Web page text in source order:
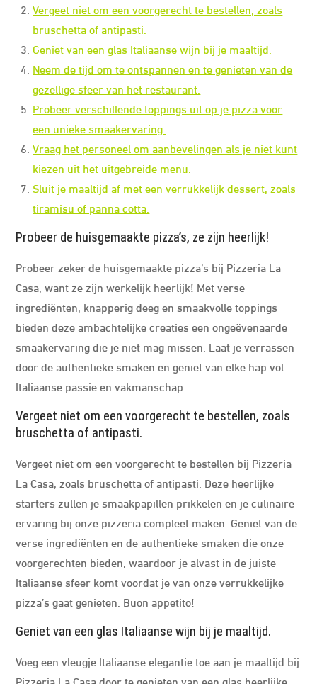
Vergeet niet om een voorgerecht te bestellen, zoals
bruschetta of antipasti.
Geniet van een glas Italiaanse wijn bij je maaltijd.
Neem de tijd om te ontspannen en te genieten van de
gezellige sfeer van het restaurant.
Probeer verschillende toppings uit op je pizza voor
een unieke smaakervaring.
Vraag het personeel om aanbevelingen als je niet kunt
kiezen uit het uitgebreide menu.
Sluit je maaltijd af met een verrukkelijk dessert, zoals
tiramisu of panna cotta.
Probeer de huisgemaakte pizza’s, ze zijn heerlijk!
Probeer zeker de huisgemaakte pizza’s bij Pizzeria La
Casa, want ze zijn werkelijk heerlijk! Met verse
ingrediënten, knapperig deeg en smaakvolle toppings
bieden deze ambachtelijke creaties een ongeëvenaarde
smaakervaring die je niet mag missen. Laat je verrassen
door de authentieke smaken en geniet van elke hap vol
Italiaanse passie en vakmanschap.
Vergeet niet om een voorgerecht te bestellen, zoals
bruschetta of antipasti.
Vergeet niet om een voorgerecht te bestellen bij Pizzeria
La Casa, zoals bruschetta of antipasti. Deze heerlijke
starters zullen je smaakpapillen prikkelen en je culinaire
ervaring bij onze pizzeria compleet maken. Geniet van de
verse ingrediënten en de authentieke smaken die onze
voorgerechten bieden, waardoor je alvast in de juiste
Italiaanse sfeer komt voordat je van onze verrukkelijke
pizza’s gaat genieten. Buon appetito!
Geniet van een glas Italiaanse wijn bij je maaltijd.
Voeg een vleugje Italiaanse elegantie toe aan je maaltijd bij